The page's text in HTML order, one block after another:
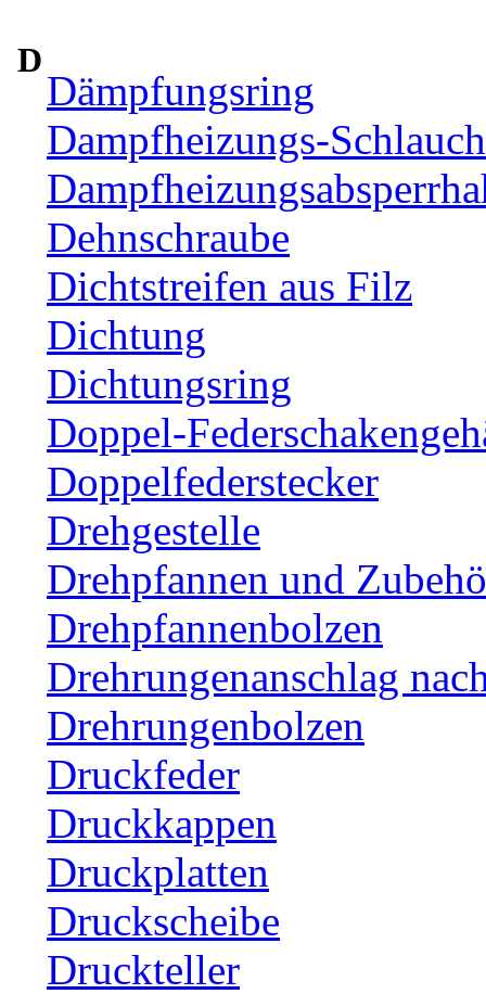
D
Dämpfungsring
Dampfheizungs-
Dehnschraube
Dichtstreifen aus Filz
Dichtung
Dichtungsring
Doppel-
Doppelfederstecker
Drehgestelle
Drehpfannen und
Drehpfannenbolzen
Drehrungenanschlag
Drehrungenbolzen
Druckfeder
Druckkappen
Druckplatten
Druckscheibe
Druckteller